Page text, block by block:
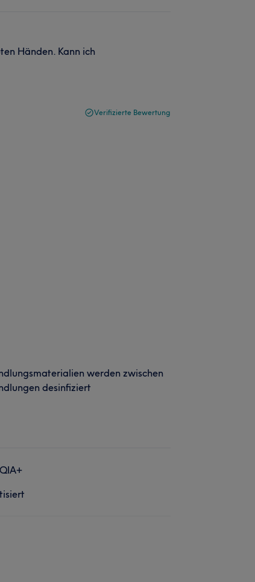
Händen. Kann ich
Verifizierte Bewertung
werden zwischen
desinfiziert